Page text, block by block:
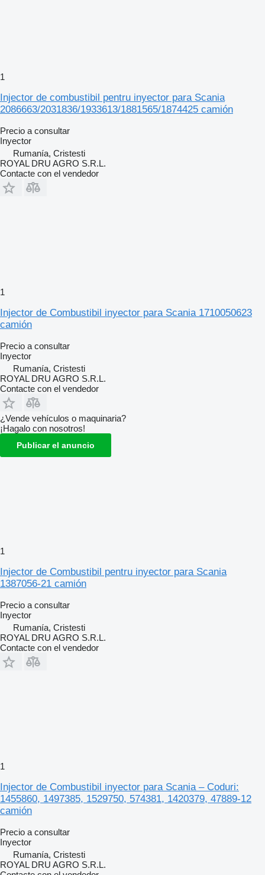
1
Injector de combustibil pentru inyector para Scania
2086663/2031836/1933613/1881565/1874425 camión
Precio a consultar
Inyector
Rumanía, Cristesti
ROYAL DRU AGRO S.R.L.
Contacte con el vendedor
1
Injector de Combustibil inyector para Scania 1710050623
camión
Precio a consultar
Inyector
Rumanía, Cristesti
ROYAL DRU AGRO S.R.L.
Contacte con el vendedor
¿Vende vehículos o maquinaria?
¡Hagalo con nosotros!
Publicar el anuncio
1
Injector de Combustibil pentru inyector para Scania
1387056-21 camión
Precio a consultar
Inyector
Rumanía, Cristesti
ROYAL DRU AGRO S.R.L.
Contacte con el vendedor
1
Injector de Combustibil inyector para Scania – Coduri:
1455860, 1497385, 1529750, 574381, 1420379, 47889-12
camión
Precio a consultar
Inyector
Rumanía, Cristesti
ROYAL DRU AGRO S.R.L.